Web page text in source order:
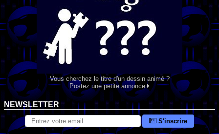
Vous cherchez le titre d'un dessin animé ?
Postez une petite annonce
NEWSLETTER
S'inscrire